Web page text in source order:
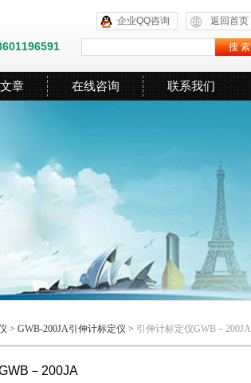
返回首页
企业QQ咨询
章 在线咨询 联系我们
> GWB-200JA引伸计标定仪 > 引伸计标定仪GWB－200JA
－200JA